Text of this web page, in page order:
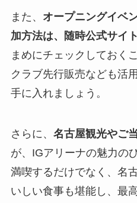
また、 オープニングイベ
加方法は、随時公式サイ
まめにチェックしておく
クラブ先行販売なども活
手に入れましょう。
さらに、 名古屋観光やご
が、IGアリーナの魅力の
満喫するだけでなく、名
いしい食事も堪能し、最